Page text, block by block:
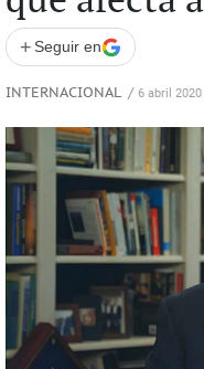
+ Seguir en
INTERNACIONAL / 6 abril 2020